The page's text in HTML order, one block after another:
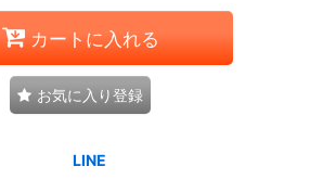
カートに入れる
お気に入り登録